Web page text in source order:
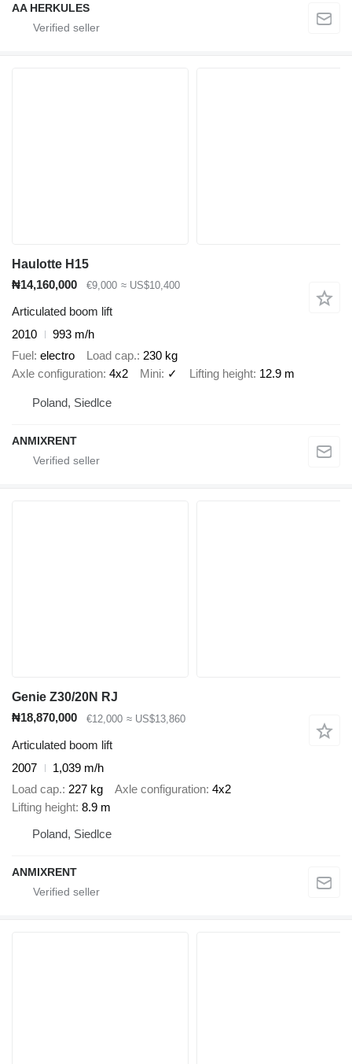
AA HERKULES
Haulotte H15
₦14,160,000
€9,000 ≈ US$10,400
Articulated boom lift
2010
993 m/h
Fuel electro Load cap. 230 kg
Axle configuration 4x2 Mini ✓ Lifting height 12.9 m
Poland, Siedlce
ANMIXRENT
Genie Z30/20N RJ
₦18,870,000
€12,000 ≈ US$13,860
Articulated boom lift
2007
1,039 m/h
Load cap. 227 kg Axle configuration 4x2
Lifting height 8.9 m
Poland, Siedlce
ANMIXRENT